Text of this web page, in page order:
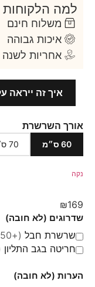
למה הלקוחות
משלוח חינם
איכות גבוהה
אחריות לשנה
איך זה ייראה
אורך השרשרת
60 ס״מ 70 ס״מ
נקה
₪169
שדרוגים (לא חובה)
שרשרת חבל (+₪50)
חריטה בגב התליון
הערות (לא חובה)